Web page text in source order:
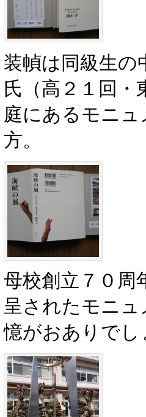
装幀は同級生の
氏（高２１回・
庭にあるモニ
方。
母校創立７０周
呈されたモニ
憶がおありでし